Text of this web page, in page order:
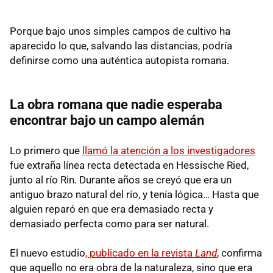
Porque bajo unos simples campos de cultivo ha
aparecido lo que, salvando las distancias, podría
definirse como una auténtica autopista romana.
La obra romana que nadie esperaba
encontrar bajo un campo alemán
Lo primero que
llamó la atención a los investigadores
fue extraña línea recta detectada en Hessische Ried,
junto al río Rin. Durante años se creyó que era un
antiguo brazo natural del río, y tenía lógica… Hasta que
alguien reparó en que era demasiado recta y
demasiado perfecta como para ser natural.
El nuevo estudio, publicado en la revista Land, confirma
que aquello no era obra de la naturaleza, sino que era